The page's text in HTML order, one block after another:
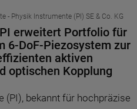
- Physik Instrumente (PI) SE & Co. KG
erweitert Portfolio für
6-DoF-Piezosystem zur
aktiven
optischen Kopplung
(PI), bekannt für hochpräzise